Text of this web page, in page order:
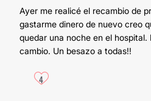
Ayer me realicé el recambio de
gastarme dinero de nuevo creo
quedar una noche en el
cambio. Un besazo a todas!!
4